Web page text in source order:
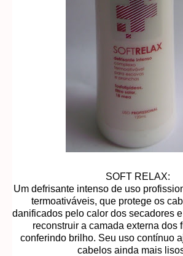
SOFT RELAX:
Um defrisante intenso de uso
termoativáveis, que protege os
danificados pelo calor dos secadores
reconstruir a camada externa dos
conferindo brilho. Seu uso contínuo
cabelos ainda mais